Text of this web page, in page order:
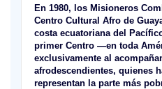
En 1980, los Misioneros
Centro Cultural Afro de
costa ecuatoriana del
primer Centro —en toda
exclusivamente al
afrodescendientes, quienes
representan la parte más